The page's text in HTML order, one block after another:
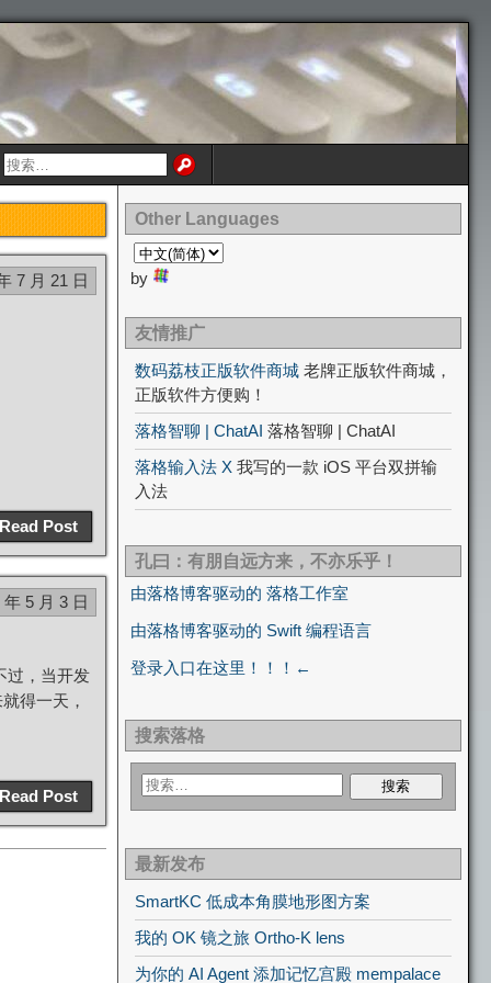
7 月 21 日
Read Post
年 5 月 3 日
过，当开发
得一天，
Read Post
Other Languages
by
友情推广
数码荔枝正版软件商城 老牌正版软件商城，
正版软件方便购！
落格智聊 | ChatAI 落格智聊 | ChatAI
落格输入法 X 我写的一款 iOS 平台双拼输
入法
孔曰：有朋自远方来，不亦乐乎！
由落格博客驱动的 落格工作室
由落格博客驱动的 Swift 编程语言
登录入口在这里！！！←
搜索落格
最新发布
SmartKC 低成本角膜地形图方案
我的 OK 镜之旅 Ortho-K lens
为你的 AI Agent 添加记忆宫殿 mempalace